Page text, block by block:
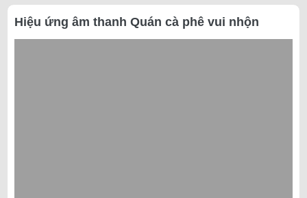
Hiệu ứng âm thanh Quán cà phê vui nhộn